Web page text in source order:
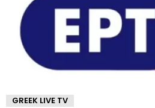
GREEK LIVE TV